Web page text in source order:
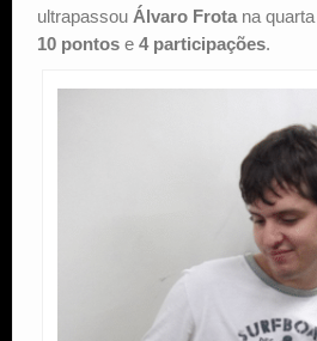
ultrapassou Álvaro Frota na
10 pontos e 4 participações.